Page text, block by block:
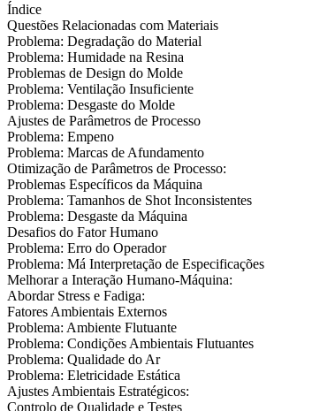
Índice
Questões Relacionadas com Materiais
Problema: Degradação do Material
Problema: Humidade na Resina
Problemas de Design do Molde
Problema: Ventilação Insuficiente
Problema: Desgaste do Molde
Ajustes de Parâmetros de Processo
Problema: Empeno
Problema: Marcas de Afundamento
Otimização de Parâmetros de Processo:
Problemas Específicos da Máquina
Problema: Tamanhos de Shot Inconsistentes
Problema: Desgaste da Máquina
Desafios do Fator Humano
Problema: Erro do Operador
Problema: Má Interpretação de Especificações
Melhorar a Interação Humano-Máquina:
Abordar Stress e Fadiga:
Fatores Ambientais Externos
Problema: Ambiente Flutuante
Problema: Condições Ambientais Flutuantes
Problema: Qualidade do Ar
Problema: Eletricidade Estática
Ajustes Ambientais Estratégicos:
Controlo de Qualidade e Testes